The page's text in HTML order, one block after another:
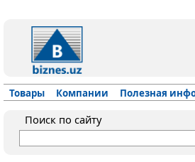
Товары Компании Полезная
Поиск по сайту